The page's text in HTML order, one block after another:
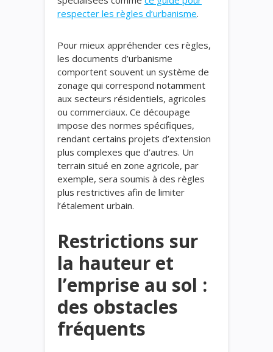
respecter les règles d’urbanisme.
Pour mieux appréhender ces règles,
les documents d’urbanisme
comportent souvent un système de
zonage qui correspond notamment
aux secteurs résidentiels, agricoles
ou commerciaux. Ce découpage
impose des normes spécifiques,
rendant certains projets d’extension
plus complexes que d’autres. Un
terrain situé en zone agricole, par
exemple, sera soumis à des règles
plus restrictives afin de limiter
l’étalement urbain.
Restrictions sur
la hauteur et
l’emprise au sol :
des obstacles
fréquents